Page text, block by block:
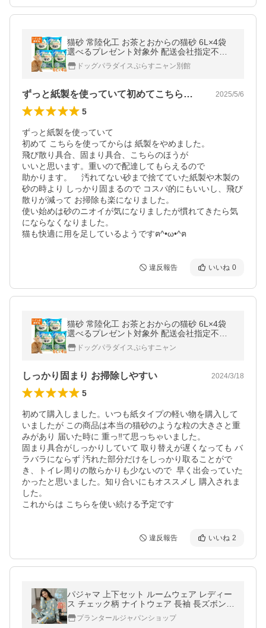
猫砂 常陸化工 お茶とおからの猫砂 6L×4袋
選べるプレゼント対象外 配送会社指定不可
他商品同梱不可 流せる 緑茶成分配合 消臭 ま
とめ買い ねこ砂 ネコ砂
ドッグパラダイスぷらすニャン別館
ずっと紙製を使っていて初めてこちらを使… 2025/5/6
5
ずっと紙製を使っていて
初めて こちらを使ってからは 紙製をやめました。
飛び散り具合、固まり具合、こちらのほうが
いいと思います。重いので配達してもらえるので
助かります。    汚れてない砂まで捨てていた紙製や木製の
砂の時より しっかり固まるので コスパ的にもいいし、飛び
散りが減って お掃除も楽になりました。
使い始めは砂のニオイが気になりましたが慣れてきたら気
にならなくなりました。
猫も快適に用を足しているようですฅ^•ω•^ฅ
違反報告 いいね 0
猫砂 常陸化工 お茶とおからの猫砂 6L×4袋
選べるプレゼント対象外 配送会社指定不可
他商品同梱不可 流せる 緑茶成分配合 消臭 ま
とめ買い ねこ砂 ネコ砂
ドッグパラダイスぷらすニャン
しっかり固まり お掃除しやすい 2024/3/18
5
初めて購入しました。いつも紙タイプの軽い物を購入して
いましたが この商品は本当の猫砂のような粒の大きさと重
みがあり 届いた時に 重っ‼️て思っちゃいました。
固まり具合がしっかりしていて 取り替えが遅くなっても バ
ラバラにならず 汚れた部分だけをしっかり取ることがで
き、トイレ周りの散らかりも少ないので  早く出会っていた
かったと思いました。知り合いにもオススメし 購入されま
した。
違反報告 いいね 2
パジャマ 上下セット ルームウェア レディー
ス チェック柄 ナイトウェア 長袖 長ズボン
かわいい 寝間着 薄手 ゆったり 大きいサイズ
柔らかい 超PayPay祭
プランタールジャパンショップ